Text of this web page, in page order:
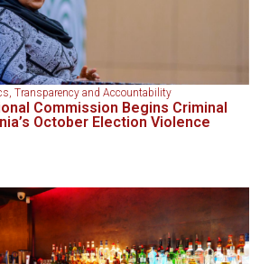
,Transparency and Accountability
Commission Begins Criminal
October Election Violence